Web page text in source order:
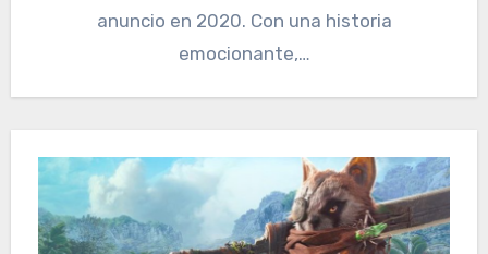
anuncio en 2020. Con una historia
emocionante,…